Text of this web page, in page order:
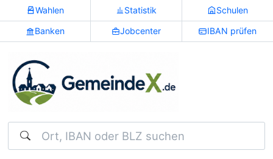
Wahlen Statistik Schulen
Banken Jobcenter IBAN prüfen
Suchen